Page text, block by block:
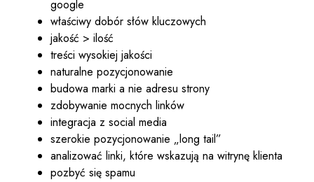
google
właściwy dobór słów kluczowych
jakość > ilość
treści wysokiej jakości
naturalne pozycjonowanie
budowa marki a nie adresu strony
zdobywanie mocnych linków
integracja z social media
szerokie pozycjonowanie „long tail”
analizować linki, które wskazują na witrynę klienta
pozbyć się spamu